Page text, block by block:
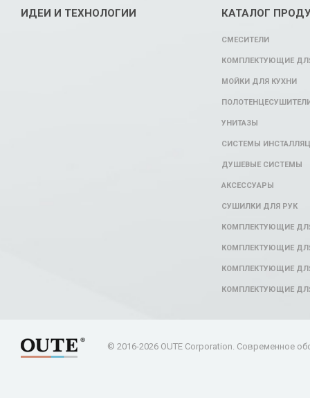
ИДЕИ И ТЕХНОЛОГИИ КАТАЛОГ
СМЕСИТЕЛИ
КОМПЛЕКТУЮЩИЕ
МОЙКИ ДЛЯ КУХНИ
УНИТАЗЫ
СИСТЕМЫ
ДУШЕВЫЕ СИСТЕМЫ
АКСЕССУАРЫ
СУШИЛКИ ДЛЯ РУК
КОМПЛЕКТУЮЩИЕ
КОМПЛЕКТУЮЩИЕ
КОМПЛЕКТУЮЩИЕ
КОМПЛЕКТУЮЩИЕ
© 2016-2026 OUTE Corporation. Современное